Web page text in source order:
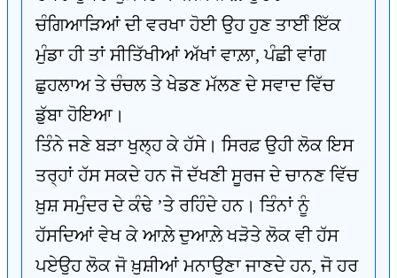
ਚੰਗਿਆੜਿਆਂ ਦੀ ਵਰਖਾ ਹੋਈ ਉਹ ਹੁਣ ਤਾਈੰ ਇੱਕ
ਮੁੰਡਾ ਹੀ ਤਾਂ ਸੀਤਿੱਖੀਆਂ ਅੱਖਾਂ ਵਾਲ਼ਾ, ਪੰਛੀ ਵਾਂਗ
ਛੁਹਲਾਅ ਤੇ ਚੰਚਲ ਤੇ ਖੇਡਣ ਮੱਲਣ ਦੇ ਸਵਾਦ ਵਿੱਚ
ਡੁੱਬਾ ਹੋਇਆ।
ਤਿੰਨੇ ਜਣੇ ਬੜਾ ਖੁਲ੍ਹ ਕੇ ਹੱਸੇ। ਸਿਰਫ਼ ਉਹੀ ਲੋਕ ਇਸ
ਤਰ੍ਹਾਂ ਹੱਸ ਸਕਦੇ ਹਨ ਜੋ ਦੱਖਣੀ ਸੂਰਜ ਦੇ ਚਾਨਣ ਵਿੱਚ
ਖ਼ੁਸ਼ ਸਮੁੰਦਰ ਦੇ ਕੰਢੇ ’ਤੇ ਰਹਿੰਦੇ ਹਨ। ਤਿੰਨਾਂ ਨੂੰ
ਹੱਸਦਿਆਂ ਵੇਖ ਕੇ ਆਲ਼ੇ ਦੁਆਲ਼ੇ ਖੜੋਤੇ ਲੋਕ ਵੀ ਹੱਸ
ਪਏਉਹ ਲੋਕ ਜੋ ਖ਼ੁਸ਼ੀਆਂ ਮਨਾਉਣਾ ਜਾਣਦੇ ਹਨ, ਜੋ ਹਰ